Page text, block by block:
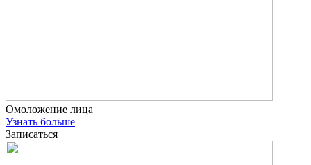
Омоложение лица
Узнать больше
Записаться